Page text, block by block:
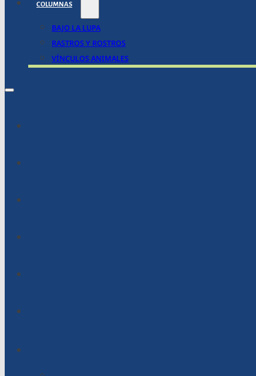
COLUMNAS
BAJO LA LUPA
RASTROS Y ROSTROS
VÍNCULOS ANIMALES